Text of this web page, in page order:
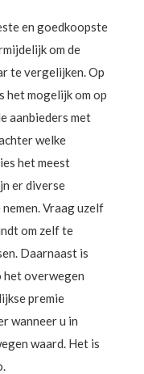
en goedkoopste
om de
te vergelijken. Op
mogelijk om op
aanbieders met
welke
het meest
er diverse
Vraag uzelf
om zelf te
Daarnaast is
het overwegen
premie
wanneer u in
waard. Het is